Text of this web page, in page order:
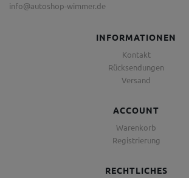
info@autoshop-wimmer.de
INFORMATIONEN
Kontakt
Rücksendungen
Versand
ACCOUNT
Warenkorb
Registrierung
RECHTLICHES